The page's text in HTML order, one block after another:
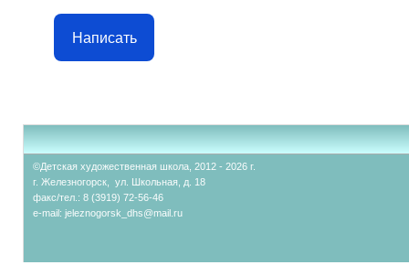
Написать
©Детская художественная школа, 2012 - 2026 г.
г. Железногорск, ул. Школьная, д. 18
факс/тел.: 8 (3919) 72-56-46
e-mail: jeleznogorsk_dhs@mail.ru